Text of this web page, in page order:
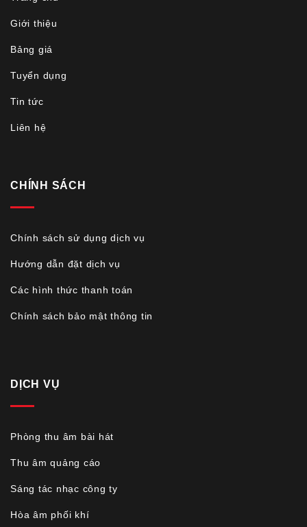
Giới thiệu
Bảng giá
Tuyển dụng
Tin tức
Liên hệ
CHÍNH SÁCH
Chính sách sử dụng dịch vụ
Hướng dẫn đặt dịch vụ
Các hình thức thanh toán
Chính sách bảo mật thông tin
DỊCH VỤ
Phòng thu âm bài hát
Thu âm quảng cáo
Sáng tác nhạc công ty
Hòa âm phối khí